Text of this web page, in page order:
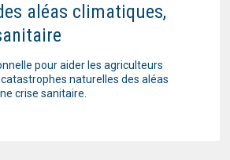
aléas climatiques,
pour aider les agriculteurs
naturelles des aléas
crise sanitaire.